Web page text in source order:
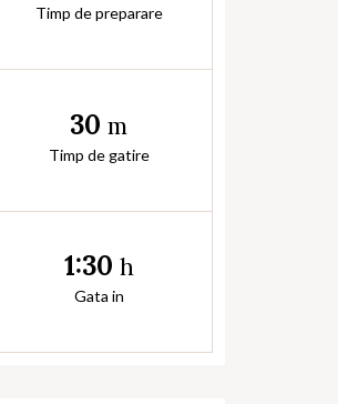
Timp de preparare
30 m
Timp de gatire
1:30 h
Gata in